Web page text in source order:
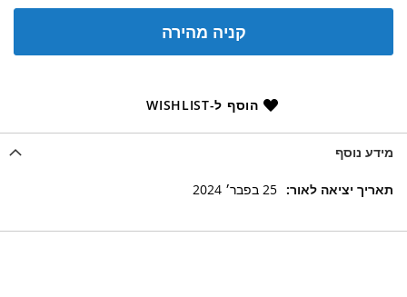
קניה מהירה
הוסף ל-WISHLIST
מידע נוסף
מידע
25 בפבר׳ 2024